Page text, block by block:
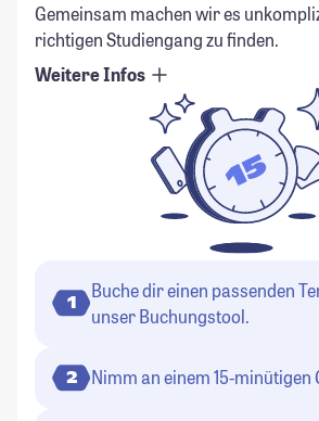
Gemeinsam machen wir es
richtigen Studiengang zu finden.
Weitere Infos
1
Buche dir einen passenden
unser Buchungstool.
2 Nimm an einem 15-minütigen